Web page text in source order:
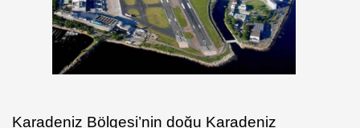
Karadeniz Bölgesi’nin doğu Karadeniz